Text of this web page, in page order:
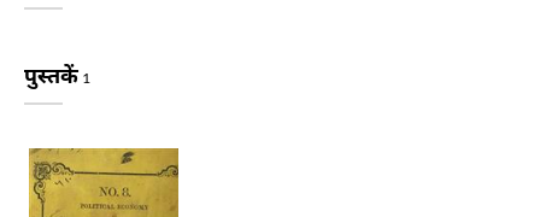
पुस्तकें 1